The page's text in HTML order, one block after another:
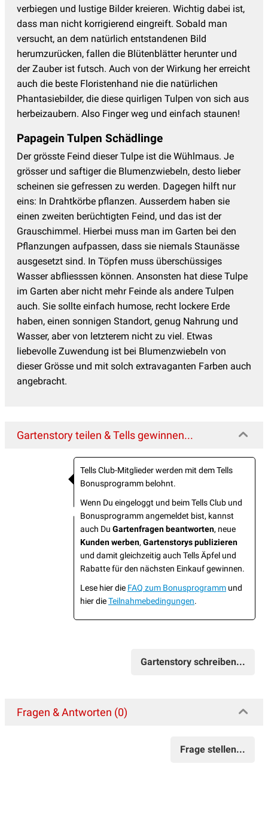
verbiegen und lustige Bilder kreieren. Wichtig dabei ist,
dass man nicht korrigierend eingreift. Sobald man
versucht, an dem natürlich entstandenen Bild
herumzurücken, fallen die Blütenblätter herunter und
der Zauber ist futsch. Auch von der Wirkung her erreicht
auch die beste Floristenhand nie die natürlichen
Phantasiebilder, die diese quirligen Tulpen von sich aus
herbeizaubern. Also Finger weg und einfach staunen!
Papagein Tulpen Schädlinge
Der grösste Feind dieser Tulpe ist die Wühlmaus. Je
grösser und saftiger die Blumenzwiebeln, desto lieber
scheinen sie gefressen zu werden. Dagegen hilft nur
eins: In Drahtkörbe pflanzen. Ausserdem haben sie
einen zweiten berüchtigten Feind, und das ist der
Grauschimmel. Hierbei muss man im Garten bei den
Pflanzungen aufpassen, dass sie niemals Staunässe
ausgesetzt sind. In Töpfen muss überschüssiges
Wasser abfliesssen können. Ansonsten hat diese Tulpe
im Garten aber nicht mehr Feinde als andere Tulpen
auch. Sie sollte einfach humose, recht lockere Erde
haben, einen sonnigen Standort, genug Nahrung und
Wasser, aber von letzterem nicht zu viel. Etwas
liebevolle Zuwendung ist bei Blumenzwiebeln von
dieser Grösse und mit solch extravaganten Farben auch
angebracht.
Gartenstory teilen & Tells gewinnen...
Tells Club-Mitglieder werden mit dem Tells
Bonusprogramm belohnt.
Wenn Du eingeloggt und beim Tells Club und
Bonusprogramm angemeldet bist, kannst
auch Du Gartenfragen beantworten, neue
Kunden werben, Gartenstorys publizieren
und damit gleichzeitig auch Tells Äpfel und
Rabatte für den nächsten Einkauf gewinnen.
Lese hier die FAQ zum Bonusprogramm und
hier dieTeilnahmebedingungen.
Gartenstory schreiben...
Fragen & Antworten (0)
Frage stellen...